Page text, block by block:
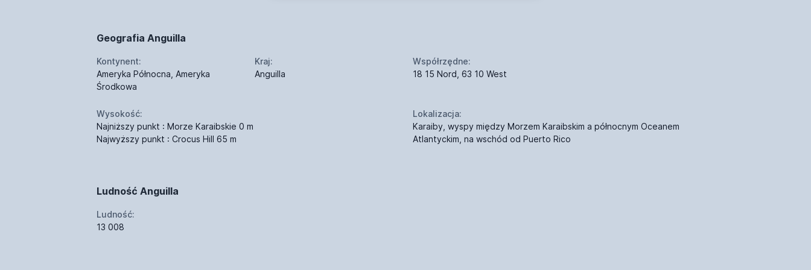
Geografia Anguilla
Kontynent:
Ameryka Północna, Ameryka
Środkowa
Kraj:
Anguilla
Współrzędne:
18 15 Nord, 63 10 West
Wysokość:
Najniższy punkt : Morze Karaibskie 0 m
Najwyższy punkt : Crocus Hill 65 m
Lokalizacja:
Karaiby, wyspy między Morzem Karaibskim a północnym Oceanem
Atlantyckim, na wschód od Puerto Rico
Ludność Anguilla
Ludność:
13 008